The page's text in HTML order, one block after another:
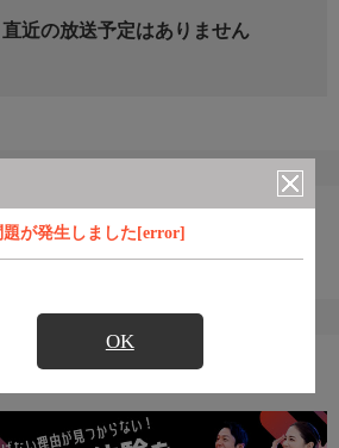
題が発生しました[error]
OK
直近の放送予定はありません
め番組
報